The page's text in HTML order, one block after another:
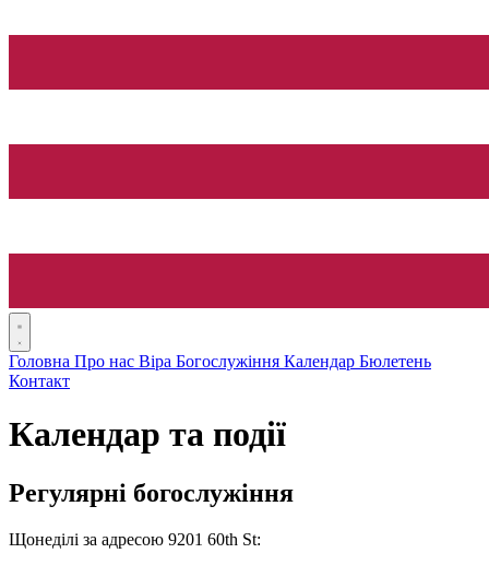
Головна Про нас Віра Богослужіння Календар Бюлетень
Контакт
Календар та події
Регулярні богослужіння
Щонеділі за адресою 9201 60th St: